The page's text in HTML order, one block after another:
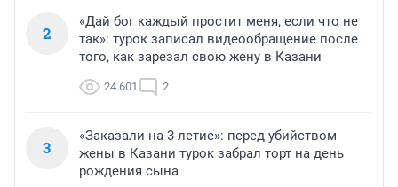
2
«Дай бог каждый простит меня, если что не
так»: турок записал видеообращение после
того, как зарезал свою жену в Казани
24 601 2
3
«Заказали на 3-летие»: перед убийством
жены в Казани турок забрал торт на день
рождения сына